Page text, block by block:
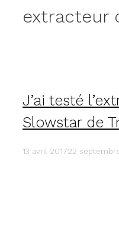
extracteur
J’ai testé
Slowstar de
13 avril 201722